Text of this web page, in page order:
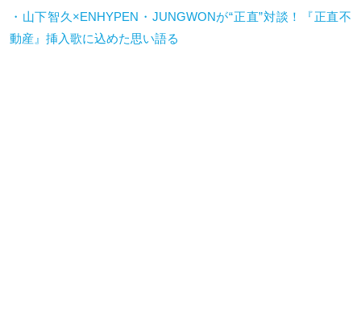
・山下智久×ENHYPEN・JUNGWONが“正直”対談！『正直不
動産』挿入歌に込めた思い語る